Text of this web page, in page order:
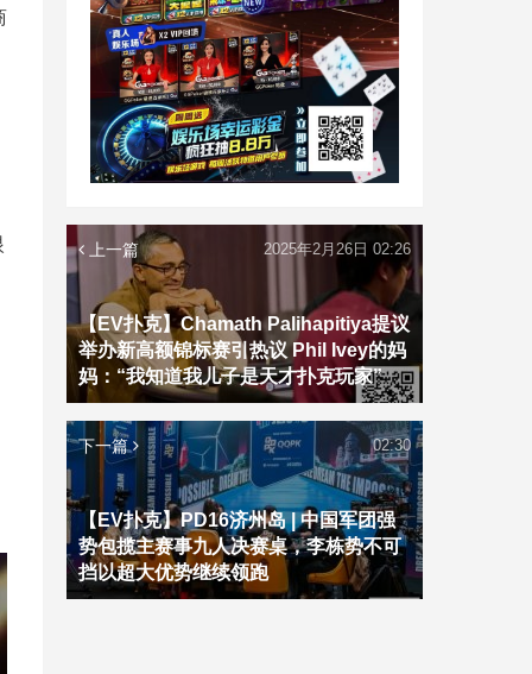
上一篇
【EV扑克】Chamath Palihapitiya提议
举办新高额锦标赛引热议 Phil Ivey的妈
妈：“我知道我儿子是天才扑克玩家”
2025年2月26日 02:26
下一篇
【EV扑克】PD16济州岛 | 中国军团强
势包揽主赛事九人决赛桌，李栋势不可
挡以超大优势继续领跑
02:30